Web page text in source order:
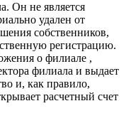
Он не является
удален от
собственников,
регистрацию.
о филиале ,
филиала и выдает
и, как правило,
расчетный счет